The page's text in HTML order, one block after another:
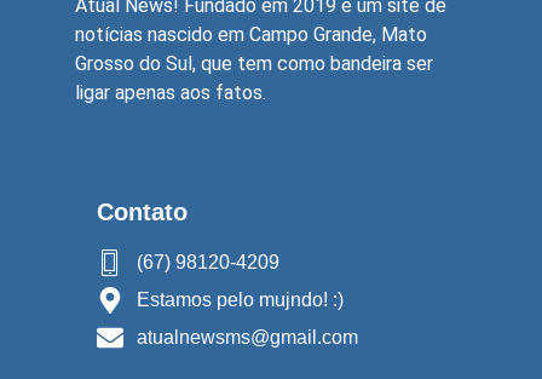
Atual News! Fundado em 2019 é um site de
notícias nascido em Campo Grande, Mato
Grosso do Sul, que tem como bandeira ser
ligar apenas aos fatos.
Contato
(67) 98120-4209
Estamos pelo mujndo! :)
atualnewsms@gmail.com